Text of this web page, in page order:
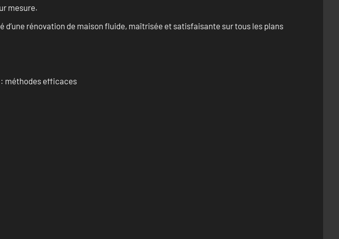
mesure.
rénovation de maison fluide, maîtrisée et satisfaisante sur tous les plans
méthodes efficaces